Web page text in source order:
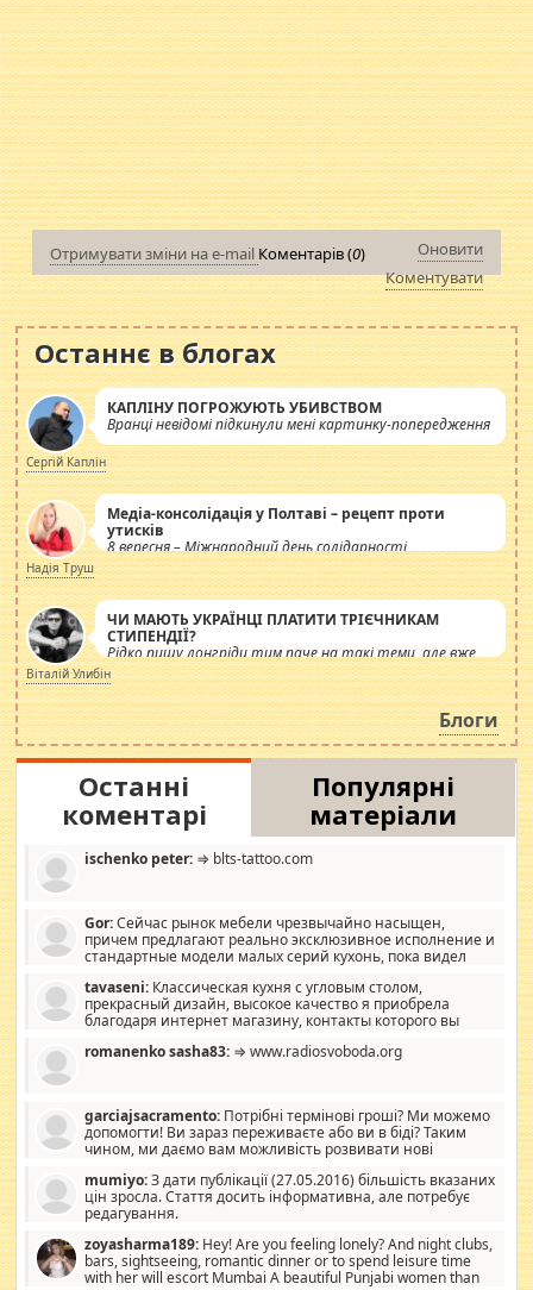
Отримувати зміни на e-mail Коментарів (0)
Оновити
Коментувати
Останнє в блогах
КАПЛІНУ ПОГРОЖУЮТЬ УБИВСТВОМ
Вранці невідомі підкинули мені картинку-попередження
Сергій Каплін
Медіа-консолідація у Полтаві – рецепт проти
утисків
8 вересня – Міжнародний день солідарності
журналістів.
Надія Труш
ЧИ МАЮТЬ УКРАЇНЦІ ПЛАТИТИ ТРІЄЧНИКАМ
СТИПЕНДІЇ?
Рідко пишу лонгріди тим паче на такі теми, але вже
просто дістало! Обурюють сьогоднішні інсенуації
навколо стипендіального питання. Штучно
роздувається ще одна соціальна катастрофа.
Віталій Улибін
Блоги
Останні
коментарі
Популярні
матеріали
ischenko peter: ⇒ blts-tattoo.com
Gor:Сейчас рынок мебели чрезвычайно насыщен,
причем предлагают реально эксклюзивное исполнение и
стандартные модели малых серий кухонь, пока видел
стандартные формы, в MebelOk, креативненько и что главное -
со вкусом все в порядке, без ненужных наворотов удорожающих
мебель, а это не последний фактор.
tavaseni: Классическая кухня с угловым столом,
прекрасный дизайн, высокое качество я приобрела
благодаря интернет магазину, контакты которого вы
romanenko sasha83: ⇒ www.radiosvoboda.org
garciajsacramento: Потрібні термінові гроші? Ми можемо
допомогти! Ви зараз переживаєте або ви в біді? Таким
чином, ми даємо вам можливість розвивати нові
допомагати людям, які намагаються дати їм шанс. Кожен
заслуговує на другий шанс, і, оскільки влада не зможе, вони
повинні приймати від інших. Для нас нема багато суми, і зрілість
витрат, а тільки узгоджених сум і нічого іншого. Не чекайте і не
коментуйте цей пост. Введіть суму, яку ви хочете подати, і ми
зв'яжемося з вами з усіма варіантами. зв'яжіться з нами
mumiyo:З дати публікації (27.05.2016) більшість вказаних
цін зросла. Стаття досить інформативна, але потребує
редагування.
zoyasharma189: Hey! Are you feeling lonely? And night clubs,
bars, sightseeing, romantic dinner or to spend leisure time
with her will escort Mumbai A beautiful Punjabi women than